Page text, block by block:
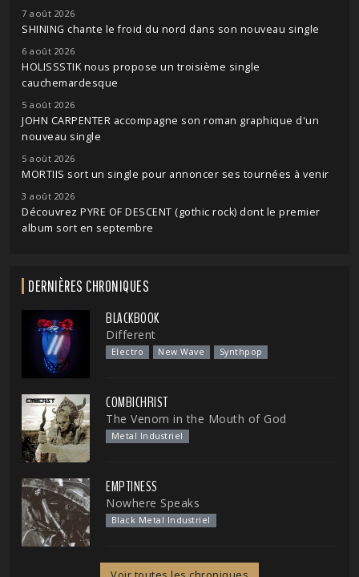
7 août 2026
SHINING chante le froid du nord dans son nouveau single
6 août 2026
HOLISSSTIK nous propose un troisième single
cauchemardesque
5 août 2026
JOHN CARPENTER accompagne son roman graphique d'un
nouveau single
5 août 2026
MORTIIS sort un single pour annoncer ses tournées à venir
3 août 2026
Découvrez PYRE OF DESCENT (gothic rock) dont le premier
album sort en septembre
DERNIÈRES CHRONIQUES
BLACKBOOK
Different
Electro New Wave Synthpop
COMBICHRIST
The Venom in the Mouth of God
Metal Industriel
EMPTINESS
Nowhere Speaks
Black Metal Industriel